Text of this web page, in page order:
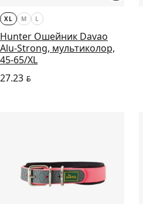
XL M L
Hunter Ошейник Davao
Alu-Strong, мультиколор,
45-65/XL
27.23 BYN